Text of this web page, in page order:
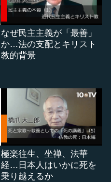
なぜ民主主義が「最善」
か…法の支配とキリスト
教的背景
極楽往生、坐禅、法華
経…日本人はいかに死を
乗り越えるか